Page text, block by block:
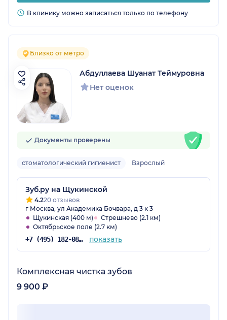
В клинику можно записаться только по телефону
Близко от метро
Абдуллаева Шуанат Теймуровна
Нет оценок
Документы проверены
стоматологический гигиенист Взрослый
Зуб.ру на Щукинской
4.220 отзывов
г Москва, ул Академика Бочвара, д 3 к 3
Щукинская (400 м)
Стрешнево (2.1 км)
Октябрьское поле (2.7 км)
+7 (495) 182-08-75 показать
Комплексная чистка зубов
9 900 ₽